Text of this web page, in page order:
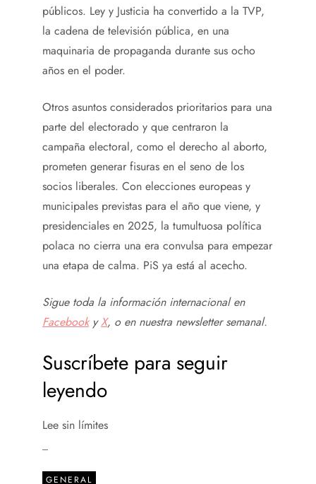
públicos. Ley y Justicia ha convertido a la TVP,
la cadena de televisión pública, en una
maquinaria de propaganda durante sus ocho
años en el poder.
Otros asuntos considerados prioritarios para una
parte del electorado y que centraron la
campaña electoral, como el derecho al aborto,
prometen generar fisuras en el seno de los
socios liberales. Con elecciones europeas y
municipales previstas para el año que viene, y
presidenciales en 2025, la tumultuosa política
polaca no cierra una era convulsa para empezar
una etapa de calma. PiS ya está al acecho.
Sigue toda la información internacional en
FacebookyX, o en nuestra newsletter semanal.
Suscríbete para seguir
leyendo
Lee sin límites
GENERAL